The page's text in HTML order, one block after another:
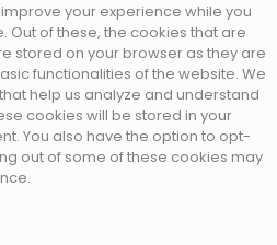
your experience while you
Out of these, the cookies that are
stored on your browser as they are
functionalities of the website. We
help us analyze and understand
cookies will be stored in your
You also have the option to opt-
out of some of these cookies may